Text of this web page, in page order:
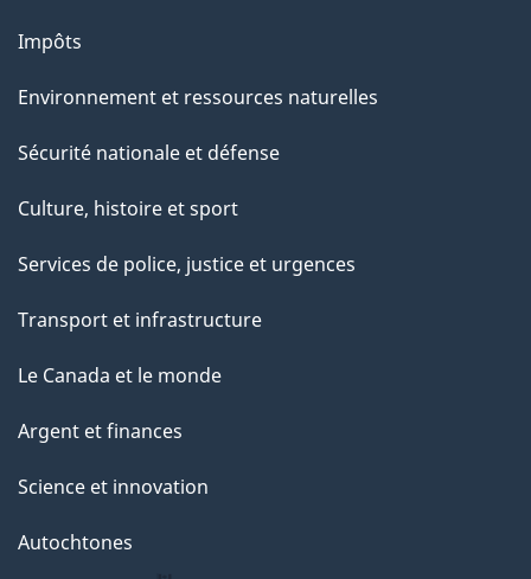
Impôts
Environnement et ressources naturelles
Sécurité nationale et défense
Culture, histoire et sport
Services de police, justice et urgences
Transport et infrastructure
Le Canada et le monde
Argent et finances
Science et innovation
Autochtones